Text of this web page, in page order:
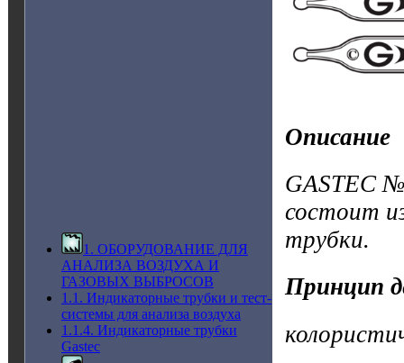
1. ОБОРУДОВАНИЕ ДЛЯ
АНАЛИЗА ВОЗДУХА И
ГАЗОВЫХ ВЫБРОСОВ
1.1. Индикаторные трубки и тест-
системы для анализа воздуха
1.1.4. Индикаторные трубки
Gastec
Описание
GASTEC
состоит
трубки.
Принцип